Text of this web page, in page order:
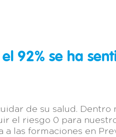
el 92% se ha
de su salud. Dentro
el riesgo 0 para
las formaciones en